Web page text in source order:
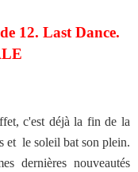
12. Last Dance.
c'est déjà la fin de la
et le soleil bat son plein.
dernières nouveautés